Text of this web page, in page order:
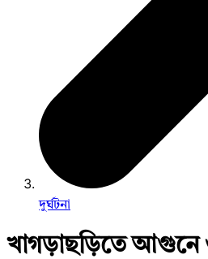
দুর্ঘটনা
খাগড়াছড়িতে